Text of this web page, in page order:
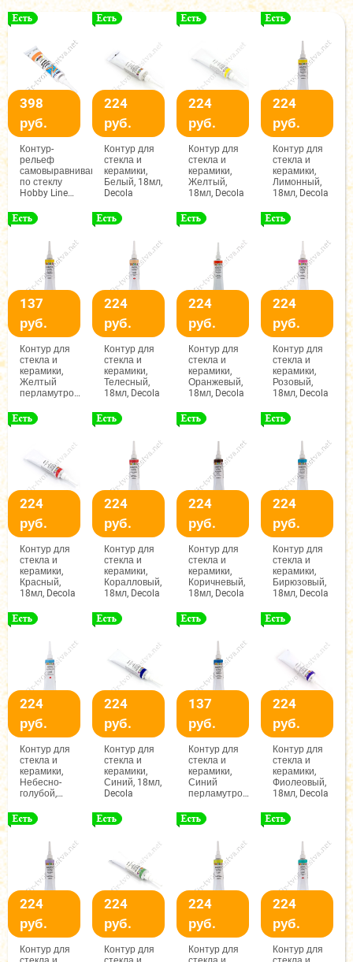
398
руб.
Контур-
рельеф
самовыравнивающийся
по стеклу
Hobby Line
МЕДНЫЙ
224
руб.
Контур для
стекла и
керамики,
Белый, 18мл,
Decola
224
руб.
Контур для
стекла и
керамики,
Желтый,
18мл, Decola
224
руб.
Контур для
стекла и
керамики,
Лимонный,
18мл, Decola
137
руб.
Контур для
стекла и
керамики,
Желтый
перламутровый,
224
руб.
Контур для
стекла и
керамики,
Телесный,
18мл, Decola
224
руб.
Контур для
стекла и
керамики,
Оранжевый,
18мл, Decola
224
руб.
Контур для
стекла и
керамики,
Розовый,
18мл, Decola
224
руб.
Контур для
стекла и
керамики,
Красный,
18мл, Decola
224
руб.
Контур для
стекла и
керамики,
Коралловый,
18мл, Decola
224
руб.
Контур для
стекла и
керамики,
Коричневый,
18мл, Decola
224
руб.
Контур для
стекла и
керамики,
Бирюзовый,
18мл, Decola
224
руб.
Контур для
стекла и
керамики,
Небесно-
голубой,
224
руб.
Контур для
стекла и
керамики,
Синий, 18мл,
Decola
137
руб.
Контур для
стекла и
керамики,
Синий
перламутровый,
224
руб.
Контур для
стекла и
керамики,
Фиолеовый,
18мл, Decola
224
руб.
Контур для
224
руб.
Контур для
224
руб.
Контур для
224
руб.
Контур для